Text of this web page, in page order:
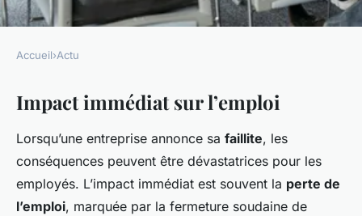
Les conséquences d'une
faillite d'entreprise sur les
employés
Esteban 2 janvier 2025
Accueil›Actu
Impact immédiat sur l’emploi
Lorsqu’une entreprise annonce sa faillite, les
conséquences peuvent être dévastatrices pour les
employés. L’impact immédiat est souvent la perte de
l’emploi, marquée par la fermeture soudaine de